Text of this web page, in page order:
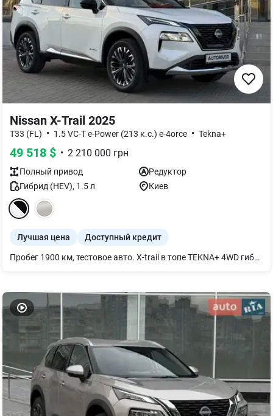
Nissan X-Trail 2025
T33 (FL) • 1.5 VC-T e-Power (213 к.с.) e-4orce • Tekna+
49 518 $ • 2 210 000 грн
Полный привод
Редуктор
Гибрид (HEV), 1.5л Киев
Лучшая цена Доступный кредит
Пробег 1900 км, тестовое авто. X-trail в топе TEKNA+ 4WD гибрид e-power в жемчужно-белом цвете с черной крышей (XKJ). С официальной гарантией и обслуживанием от официального дилера Левого берега Киева — Nissan Авторивер. По вашему желанию помимо стандартного оборудования согласно комплектации, авто может быть дооборудовано: -Ковриками резиновыми в салон -Защитными накладками на пороги с подсветкой - Комплектом брызговиков (передние и задние) - Сеткой в бампер для защиты радиатора - Металлическим защитом двигателя - Фаркопом и другими оригинальными аксессуарами. Учтем все ваши пожелания! Доступен заказ других версий X-trail. Возможен обмен на Ваше авто: Trade-in, а также кредит, рассрочка и лизинг! Полная консультация по телефону или лично при встрече. Всегда рады видеть Вас в стенах автосалона Nissan 'АВТОРІВЕР'